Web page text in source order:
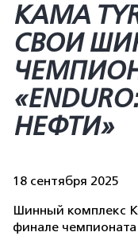
KAMA
СВОИ
НЕФТИ»
18 сентября 2025
Шинный комплекс
финале чемпионата